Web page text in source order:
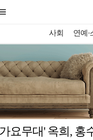
사회 연예·
요무대' 옥희,